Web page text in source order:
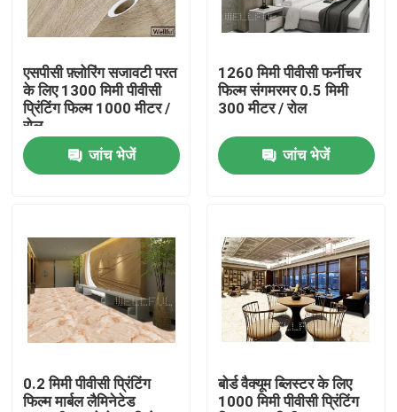
About Us
Factory Tour
Quality Control
Contact Us
Request A Quote
पीवीसी सजावटी फिल्म
पीवीसी प्रिंटिंग फिल्म
पीवीसी लेमिनेटेड फिल्म
एसपीसी फ़्लोरिंग सजावटी परत
के लिए 1300 मिमी पीवीसी
प्रिंटिंग फिल्म 1000 मीटर /
रोल
जांच भेजें
1260 मिमी पीवीसी फर्नीचर
फिल्म संगमरमर 0.5 मिमी
300 मीटर / रोल
जांच भेजें
0.2 मिमी पीवीसी प्रिंटिंग
फिल्म मार्बल लैमिनेटेड
बोर्ड वैक्यूम ब्लिस्टर के लिए
1000 मिमी पीवीसी प्रिंटिंग